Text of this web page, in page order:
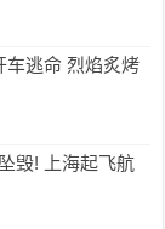
车逃命 烈焰炙烤
毁! 上海起飞航